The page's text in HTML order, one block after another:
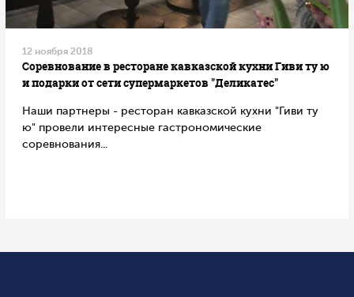
12 ноября 2018
Соревнование в ресторане кавказской кухни Гиви ту ю
и подарки от сети супермаркетов "Деликатес"
Наши партнеры - ресторан кавказской кухни "Гиви ту
ю" провели интересные гастрономические
соревнования...